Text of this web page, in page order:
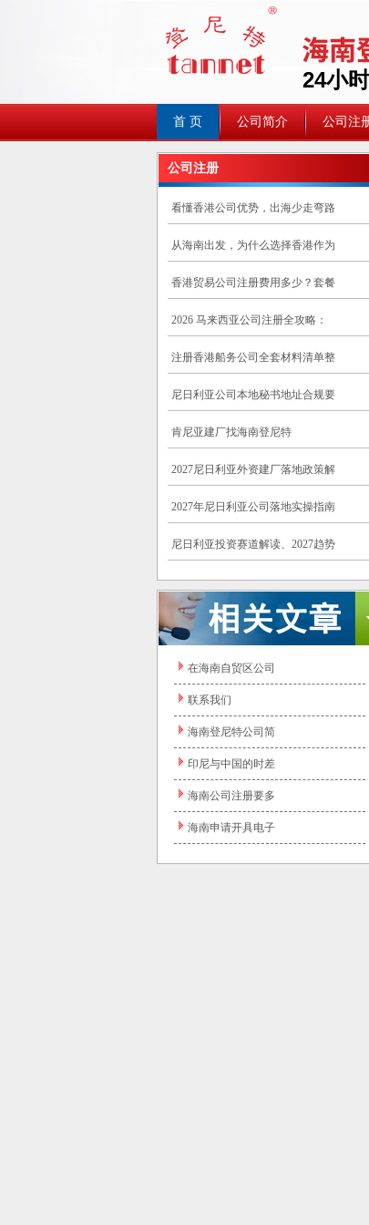
24小
首 页 公司简介 公司注
公司注册
看懂香港公司优势，出海少走弯路
从海南出发，为什么选择香港作为
香港贸易公司注册费用多少？套餐
2026 马来西亚公司注册全攻略：
注册香港船务公司全套材料清单整
尼日利亚公司本地秘书地址合规要
肯尼亚建厂找海南登尼特
2027尼日利亚外资建厂落地政策解
2027年尼日利亚公司落地实操指南
尼日利亚投资赛道解读、2027趋势
在海南自贸区公司
联系我们
海南登尼特公司简
印尼与中国的时差
海南公司注册要多
海南申请开具电子